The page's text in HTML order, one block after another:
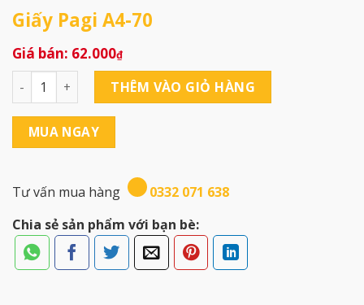
Giấy Pagi A4-70
62.000₫
Giấy Pagi A4-70 số lượngTHÊM VÀO GIỎ HÀNG
MUA NGAY
Tư vấn mua hàng
0332 071 638
Chia sẻ sản phẩm với bạn bè: